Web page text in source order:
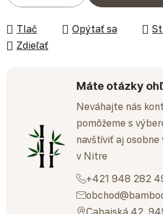
Tlač Opýtať sa
Zdieľať
Máte otázky
Neváhajte nás
pomôžeme s
navštíviť aj osobne
v Nitre
+421 948 282
Cabajská 42,